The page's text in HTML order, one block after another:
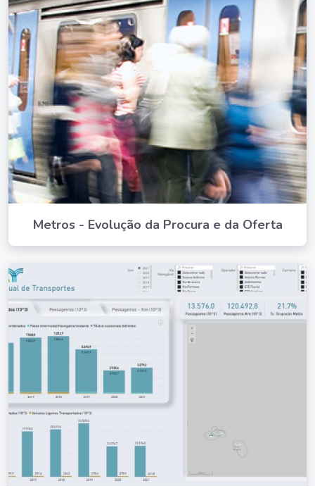
Metros - Evolução da Procura e da Oferta